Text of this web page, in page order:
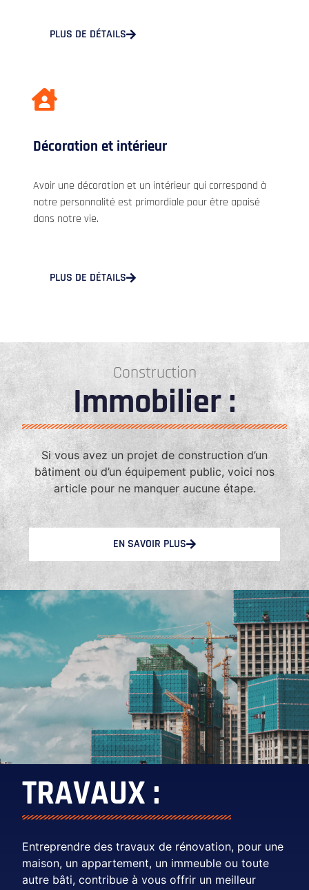
PLUS DE DÉTAILS
Décoration et intérieur
Avoir une décoration et un intérieur qui correspond à
notre personnalité est primordiale pour être apaisé
dans notre vie.
PLUS DE DÉTAILS
Construction
Immobilier :
Si vous avez un projet de construction d’un
bâtiment ou d’un équipement public, voici nos
article pour ne manquer aucune étape.
EN SAVOIR PLUS
TRAVAUX :
Entreprendre des travaux de rénovation, pour une
maison, un appartement, un immeuble ou toute
autre bâti, contribue à vous offrir un meilleur